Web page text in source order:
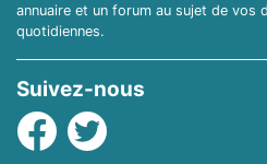
annuaire et un forum au sujet de vos
quotidiennes.
Suivez-nous
Facebook
Twitter